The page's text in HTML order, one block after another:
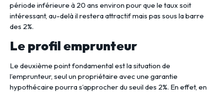
période inférieure à 20 ans environ pour que le taux soit
intéressant, au-delà il restera attractif mais pas sous la barre
des 2%.
Le profil emprunteur
Le deuxième point fondamental est la situation de
l’emprunteur, seul un propriétaire avec une garantie
hypothécaire pourra s’approcher du seuil des 2%. En effet, en